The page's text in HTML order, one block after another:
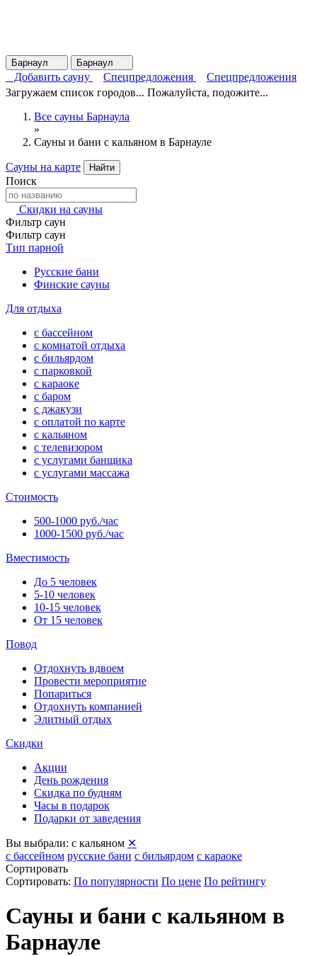
Барнаул Барнаул
Добавить сауну Спецпредложения
Спецпредложения
Загружаем список городов... Пожалуйста, подожите...
Все сауны Барнаула
»
Сауны и бани с кальяном в Барнауле
Сауны на карте Найти
Поиск
Скидки на сауны
Фильтр саун
Фильтр саун
Тип парной
Русские бани
Финские сауны
Для отдыха
с бассейном
с комнатой отдыха
с бильярдом
с парковкой
с караоке
с баром
с джакузи
с оплатой по карте
с кальяном
с телевизором
с услугами банщика
с услугами массажа
Стоимость
500-1000 руб./час
1000-1500 руб./час
Вместимость
До 5 человек
5-10 человек
10-15 человек
От 15 человек
Повод
Отдохнуть вдвоем
Провести мероприятие
Попариться
Отдохнуть компанией
Элитный отдых
Скидки
Акции
День рождения
Скидка по будням
Часы в подарок
Подарки от заведения
Вы выбрали: с кальяном ✕
с бассейном русские бани с бильярдом с караоке
Сортировать
Сортировать: По популярности По цене По рейтингу
Сауны и бани с кальяном в
Барнауле